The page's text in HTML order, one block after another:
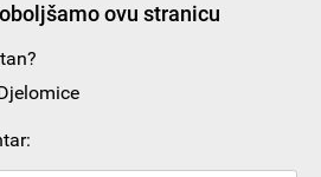
ovu stranicu